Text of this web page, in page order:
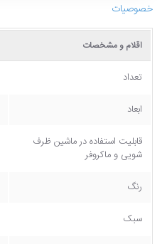
خصوصیات
اقلام و مشخصات
تعداد
ابعاد
قابلیت استفاده در ماشین ظرف
شویی و ماکروفر
رنگ
سبک